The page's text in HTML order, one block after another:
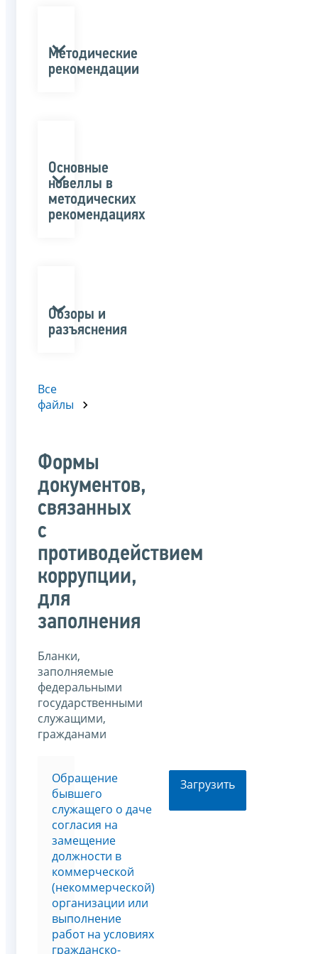
Методические
рекомендации
Основные
новеллы в
методических
рекомендациях
Обзоры и
разъяснения
Все
файлы
Формы
документов,
связанных
с
противодействием
коррупции,
для
заполнения
Бланки,
заполняемые
федеральными
государственными
служащими,
гражданами
Обращение
бывшего
служащего о даче
согласия на
замещение
должности в
коммерческой
(некоммерческой)
организации или
выполнение
работ на условиях
гражданско-
Загрузить